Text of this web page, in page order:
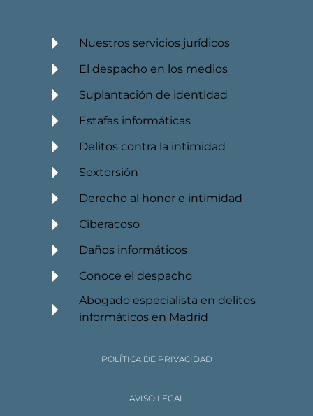
Nuestros servicios jurídicos
El despacho en los medios
Suplantación de identidad
Estafas informáticas
Delitos contra la intimidad
Sextorsión
Derecho al honor e intimidad
Ciberacoso
Daños informáticos
Conoce el despacho
Abogado especialista en delitos
informáticos en Madrid
POLÍTICA DE PRIVACIDAD
AVISO LEGAL